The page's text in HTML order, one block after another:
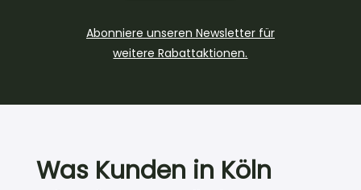
Abonniere unseren Newsletter für
weitere Rabattaktionen.
Was Kunden in Köln